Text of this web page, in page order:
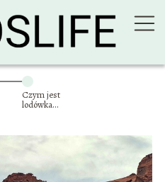
Czym jest
lodówka